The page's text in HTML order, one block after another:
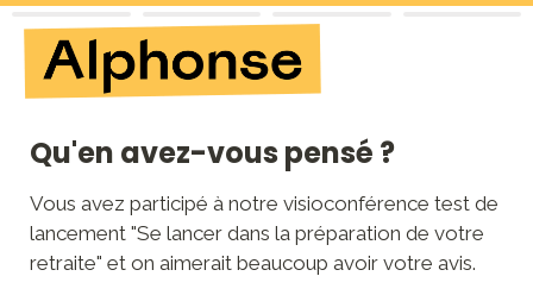
Qu'en avez-vous pensé ?
Vous avez participé à notre visioconférence test de
lancement "Se lancer dans la préparation de votre
retraite" et on aimerait beaucoup avoir votre avis.